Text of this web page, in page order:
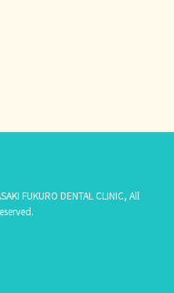
FUKURO DENTAL CLINIC, All